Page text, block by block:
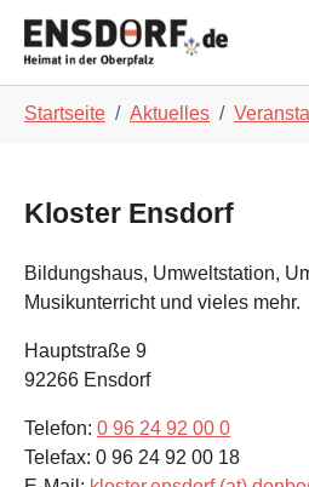
Startseite Aktuelles
Kloster Ensdorf
Bildungshaus, Umweltstation,
Musikunterricht und vieles mehr.
Hauptstraße 9
92266 Ensdorf
Telefon: 0 96 24 92 00 0
Telefax: 0 96 24 92 00 18